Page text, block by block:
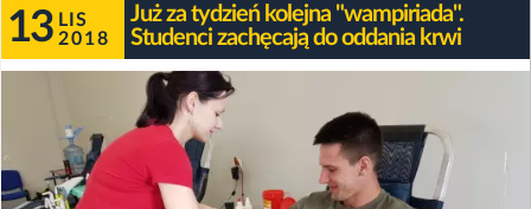
13 LIS
2018
Już za tydzień kolejna "wampiriada".
Studenci zachęcają do oddania krwi